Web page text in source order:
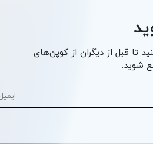
تا قبل از دیگران از کوپن‌های
شوید.